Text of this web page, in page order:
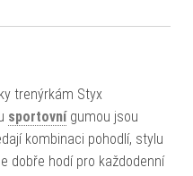
trenýrkám Styx
sportovnígumou jsou
kombinaci pohodlí, stylu
dobře hodí pro každodenní